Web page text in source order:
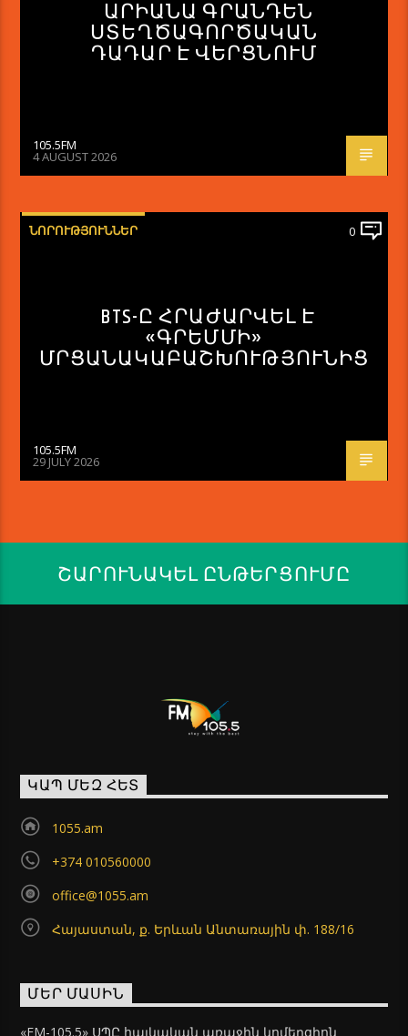
ԱՐԻԱՆԱ ԳՐԱՆԴԵՆ
ՍՏԵՂԾԱԳՈՐԾԱԿԱՆ
ԴԱԴԱՐ Է ՎԵՐՑՆՈՒՄ
105.5FM
4 AUGUST 2026
ՆՈՐՈՒԹՅՈՒՆՆԵՐ 0
BTS-Ը ՀՐԱԺԱՐՎԵԼ Է
«ԳՐԵՄՄԻ»
ՄՐՑԱՆԱԿԱԲԱՇԽՈՒԹՅՈՒՆԻՑ
105.5FM
29 JULY 2026
ՇԱՐՈՒՆԱԿԵԼ ԸՆԹԵՐՑՈՒՄԸ
ԿԱՊ ՄԵԶ ՀԵՏ
1055.am
+374 010560000
office@1055.am
Հայաստան, ք. Երևան Անտառային փ. 188/16
ՄԵՐ ՄԱՍԻՆ
«FM-105.5» ՍՊԸ հայկական առաջին կոմերցիոն